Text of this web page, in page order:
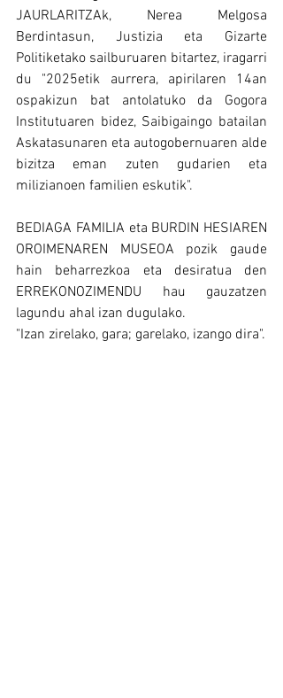
JAURLARITZAk, Nerea Melgosa
Berdintasun, Justizia eta Gizarte
Politiketako sailburuaren bitartez, iragarri
du "2025etik aurrera, apirilaren 14an
ospakizun bat antolatuko da Gogora
Institutuaren bidez, Saibigaingo batailan
Askatasunaren eta autogobernuaren alde
bizitza eman zuten gudarien eta
milizianoen familien eskutik".
BEDIAGA FAMILIA eta BURDIN HESIAREN
OROIMENAREN MUSEOA pozik gaude
hain beharrezkoa eta desiratua den
ERREKONOZIMENDU hau gauzatzen
lagundu ahal izan dugulako.
"Izan zirelako, gara; garelako, izango dira".